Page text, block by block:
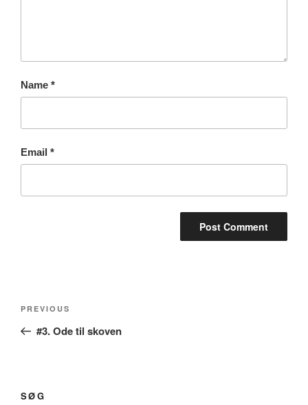
Name *
Email *
Previous
Post
PREVIOUS
#3. Ode til skoven
SØG